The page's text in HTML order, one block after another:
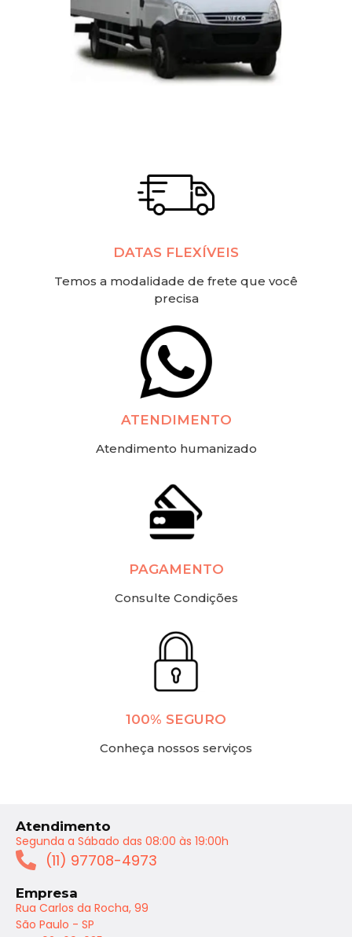
DATAS FLEXÍVEIS
Temos a modalidade de frete que você
precisa
ATENDIMENTO
Atendimento humanizado
PAGAMENTO
Consulte Condições
100% SEGURO
Conheça nossos serviços
Atendimento
Segunda a Sábado das 08:00 às 19:00h
(11) 97708-4973
Empresa
Rua Carlos da Rocha, 99
São Paulo - SP